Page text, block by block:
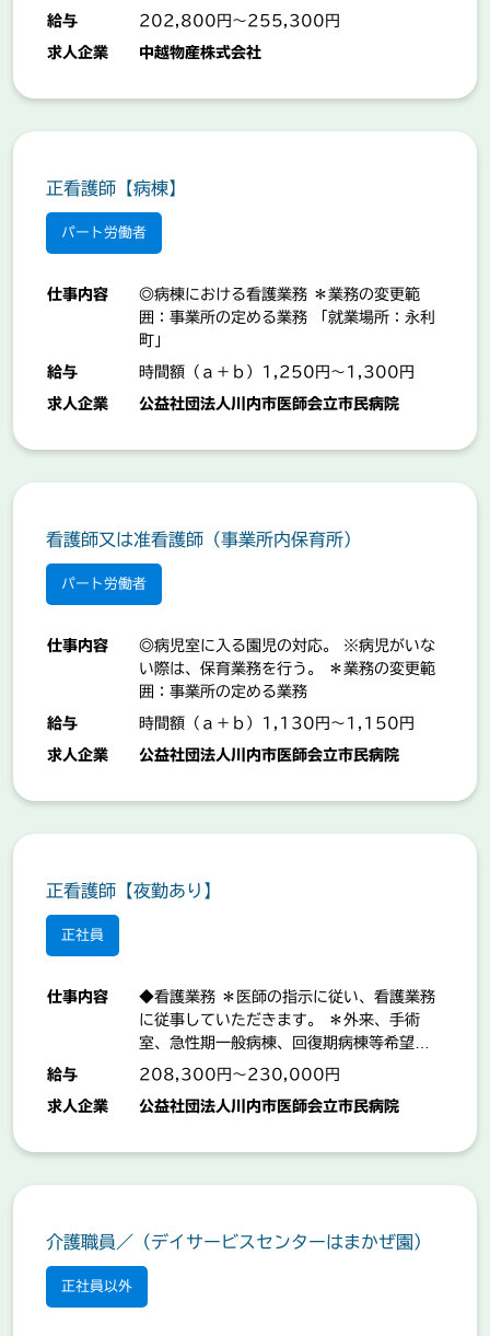
業になります。 【業務の変更範囲：事業所
給与 202,800円～255,300円
求人企業 中越物産株式会社
正看護師【病棟】
パート労働者
仕事内容
◎病棟における看護業務 ＊業務の変更範
囲：事業所の定める業務 「就業場所：永利
町」
給与 時間額（ａ＋ｂ）1,250円～1,300円
求人企業 公益社団法人川内市医師会立市民病院
看護師又は准看護師（事業所内保育所）
パート労働者
仕事内容
◎病児室に入る園児の対応。 ※病児がいな
い際は、保育業務を行う。 ＊業務の変更範
囲：事業所の定める業務
給与 時間額（ａ＋ｂ）1,130円～1,150円
求人企業 公益社団法人川内市医師会立市民病院
正看護師【夜勤あり】
正社員
仕事内容
◆看護業務 ＊医師の指示に従い、看護業務
に従事していただきます。 ＊外来、手術
室、急性期一般病棟、回復期病棟等希望に
応じます ◎各種研修会も実施。フォローア
選択可能 ●まず一度病院へ来てみません
相談に応じます。 【業務の変更範囲：事業
給与 208,300円～230,000円
求人企業 公益社団法人川内市医師会立市民病院
介護職員／（デイサービスセンターはまかぜ園）
正社員以外